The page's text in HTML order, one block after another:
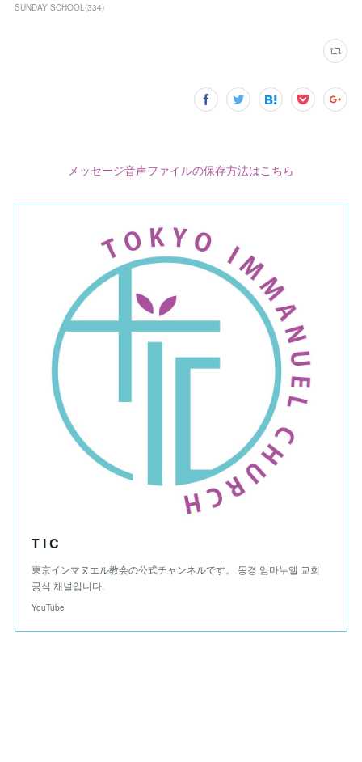
SUNDAY SCHOOL(334)
メッセージ音声ファイルの保存方法はこちら
T I C
東京インマヌエル教会の公式チャンネルです。 동경 임마누엘 교회
공식 채널입니다.
YouTube